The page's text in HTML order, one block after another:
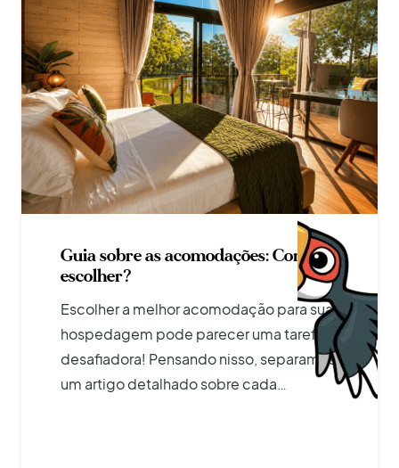
Guia sobre as acomodações: Como
escolher?
Escolher a melhor acomodação para sua
hospedagem pode parecer uma tarefa
desafiadora! Pensando nisso, separamos
um artigo detalhado sobre cada…